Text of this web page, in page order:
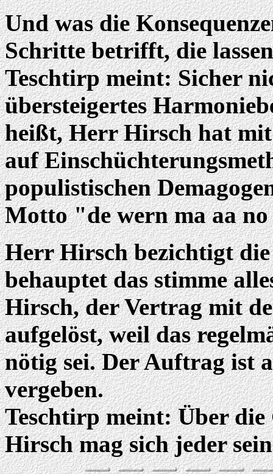
Und was die
Schritte betrifft, die
Teschtirp meint: Sicher
übersteigertes
heißt, Herr Hirsch hat
auf
populistischen
Motto "de wern ma aa
Herr Hirsch bezichtigt
behauptet das stimme
Hirsch, der Vertrag mit
aufgelöst, weil das
nötig sei. Der Auftrag ist
vergeben.
Teschtirp meint: Über
Hirsch mag sich jeder